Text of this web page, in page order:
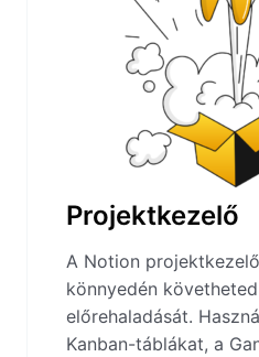
Projektkezelő
A Notion
könnyedén
előrehaladását.
Kanban-táblákat, a